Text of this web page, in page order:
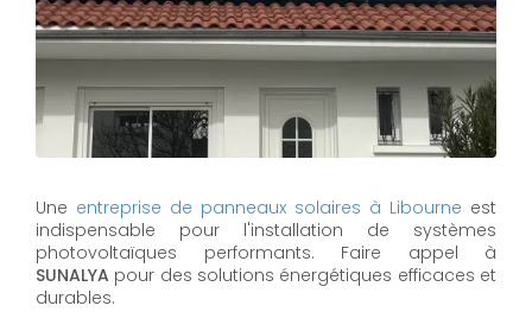
Une entreprise de panneaux solaires à Libourne est
indispensable pour l'installation de systèmes
photovoltaïques performants. Faire appel à
SUNALYA pour des solutions énergétiques efficaces et
durables.